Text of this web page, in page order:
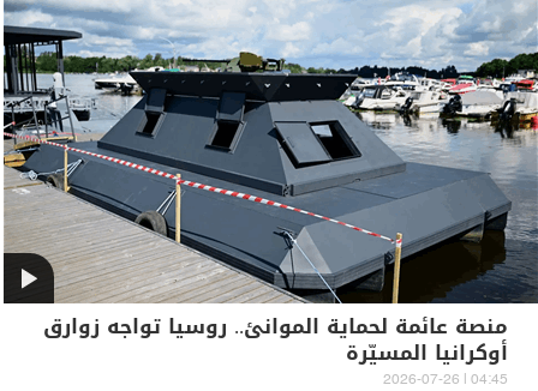
منصة عائمة لحماية الموانئ.. روسيا تواجه زوارق
أوكرانيا المسيّرة
04:45 | 2026-07-26